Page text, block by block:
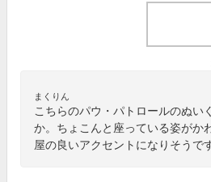
まくりん
こちらのパウ・パトロールのぬい
か。ちょこんと座っている姿がか
屋の良いアクセントになりそうで